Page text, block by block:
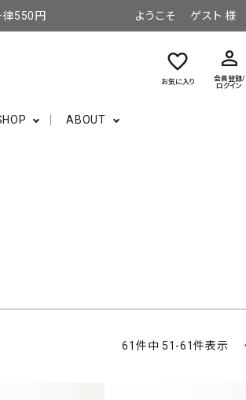
律550円 ようこそ ゲスト 様
favorite_border
お気に入り
perm_identity
会員登録/
ログイン
ABOUT
61 件中 51 -61件表示